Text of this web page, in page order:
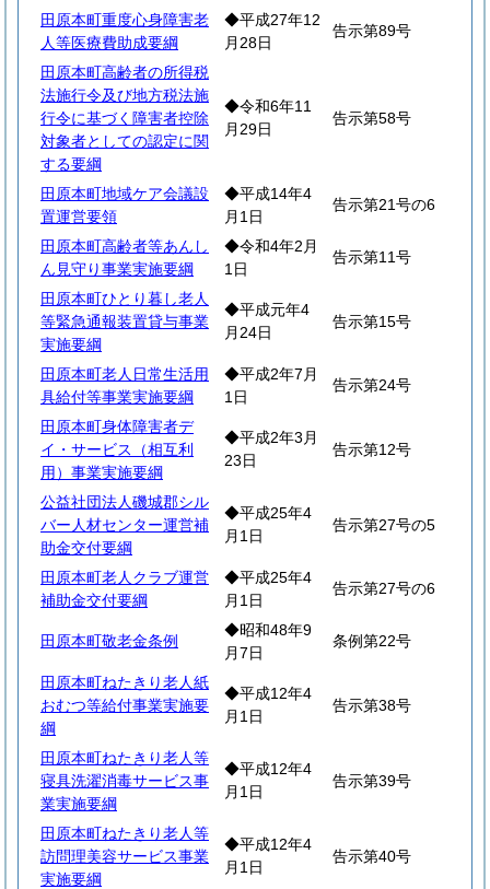
田原本町重度心身障害老
人等医療費助成要綱
◆平成27年12
月28日
告示第89号
田原本町高齢者の所得税
法施行令及び地方税法施
行令に基づく障害者控除
対象者としての認定に関
する要綱
◆令和6年11
月29日
告示第58号
田原本町地域ケア会議設
置運営要領
◆平成14年4
月1日
告示第21号の6
田原本町高齢者等あんし
ん見守り事業実施要綱
◆令和4年2月
1日
告示第11号
田原本町ひとり暮し老人
等緊急通報装置貸与事業
実施要綱
◆平成元年4
月24日
告示第15号
田原本町老人日常生活用
具給付等事業実施要綱
◆平成2年7月
1日
告示第24号
田原本町身体障害者デ
イ・サービス（相互利
用）事業実施要綱
◆平成2年3月
23日
告示第12号
公益社団法人磯城郡シル
バー人材センター運営補
助金交付要綱
◆平成25年4
月1日
告示第27号の5
田原本町老人クラブ運営
補助金交付要綱
◆平成25年4
月1日
告示第27号の6
田原本町敬老金条例
◆昭和48年9
月7日
条例第22号
田原本町ねたきり老人紙
おむつ等給付事業実施要
綱
◆平成12年4
月1日
告示第38号
田原本町ねたきり老人等
寝具洗濯消毒サービス事
業実施要綱
◆平成12年4
月1日
告示第39号
田原本町ねたきり老人等
訪問理美容サービス事業
実施要綱
◆平成12年4
月1日
告示第40号